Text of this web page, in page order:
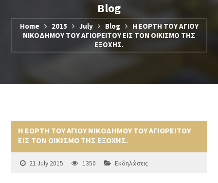
Blog
Home 2015 July Blog
Η ΕΟΡΤΗ ΤΟΥ ΑΓΙΟΥ
ΝΙΚΟΔΗΜΟΥ ΤΟΥ ΑΓΙΟΡΕΙΤΟΥ ΕΙΣ ΤΟΝ ΟΙΚΙΣΜΟ ΤΗΣ
ΕΞΟΧΗΣ.
Η ΕΟΡΤΗ ΤΟΥ ΑΓΙΟΥ ΝΙΚΟΔΗΜΟΥ ΤΟΥ ΑΓΙΟΡΕΙΤΟΥ
ΕΙΣ ΤΟΝ ΟΙΚΙΣΜΟ ΤΗΣ ΕΞΟΧΗΣ.
21 July 2015 1350 Εκδηλώσεις